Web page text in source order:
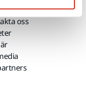
oss